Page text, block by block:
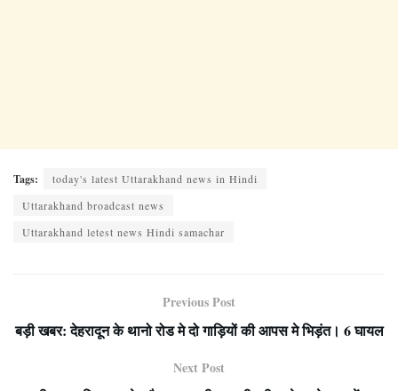
Tags:
today's latest Uttarakhand news in Hindi
Uttarakhand broadcast news
Uttarakhand letest news Hindi samachar
Previous Post
बड़ी खबर: देहरादून के थानो रोड मे दो गाड़ियों की आपस मे भिड़ंत। 6 घायल
Next Post